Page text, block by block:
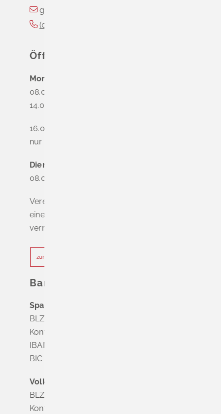
gemeinde@schliengen.de
(0
Öffnungszeiten
Montag
08.00 - 12.00 Uhr
14.00 - 16.00 Uhr
16.00 - 18.00 Uhr
nur nach Terminvereinbarung
Dienstag - Freitag
08.00 - 12.00 Uhr
Vereinbaren Sie online oder telefonisch
einen Termin, um Wartezeiten zu
vermeiden.
zur Terminvereinbarung
Bankverbindung
Sparkasse Markgräflerland Müllheim
BLZ 683 518 65
Konto Nr. 8 028 524
IBAN DE63 6835 1865 0008 0285 24
BIC SOLADES1MGL
Volksbank Dreiländereck
BLZ 683 900 00
Konto Nr. 3 500 004